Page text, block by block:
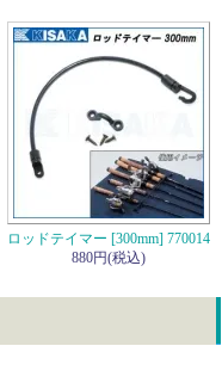
ロッドテイマー [300mm] 770014
880円(税込)